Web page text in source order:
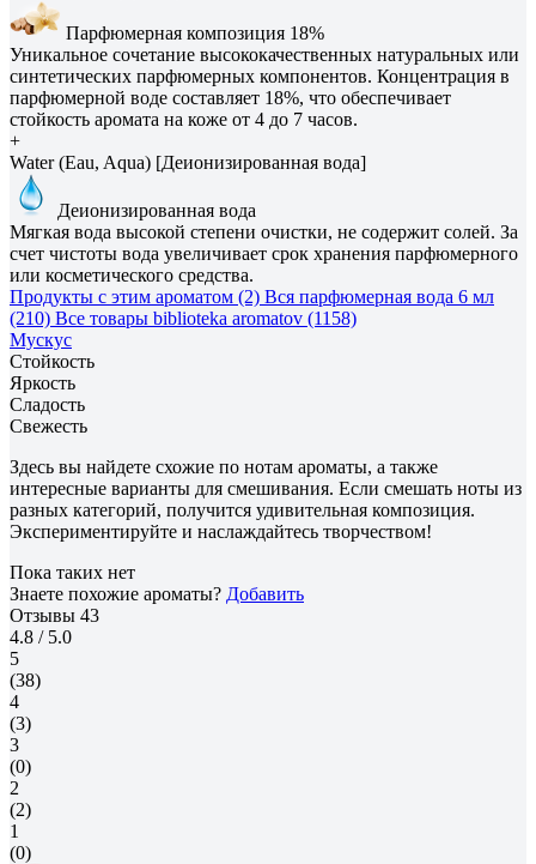
Парфюмерная композиция 18%
Уникальное сочетание высококачественных натуральных или
синтетических парфюмерных компонентов. Концентрация в
парфюмерной воде составляет 18%, что обеспечивает
стойкость аромата на коже от 4 до 7 часов.
+
Water (Eau, Aqua) [Деионизированная вода]
Деионизированная вода
Мягкая вода высокой степени очистки, не содержит солей. За
счет чистоты вода увеличивает срок хранения парфюмерного
или косметического средства.
Продукты с этим ароматом (2) Вся парфюмерная вода 6 мл
(210) Все товары biblioteka aromatov (1158)
Мускус
Стойкость
Яркость
Сладость
Свежесть
Здесь вы найдете схожие по нотам ароматы, а также
интересные варианты для смешивания. Если смешать ноты из
разных категорий, получится удивительная композиция.
Экспериментируйте и наслаждайтесь творчеством!
Пока таких нет
Знаете похожие ароматы? Добавить
Отзывы 43
4.8 / 5.0
5
(38)
4
(3)
3
(0)
2
(2)
1
(0)